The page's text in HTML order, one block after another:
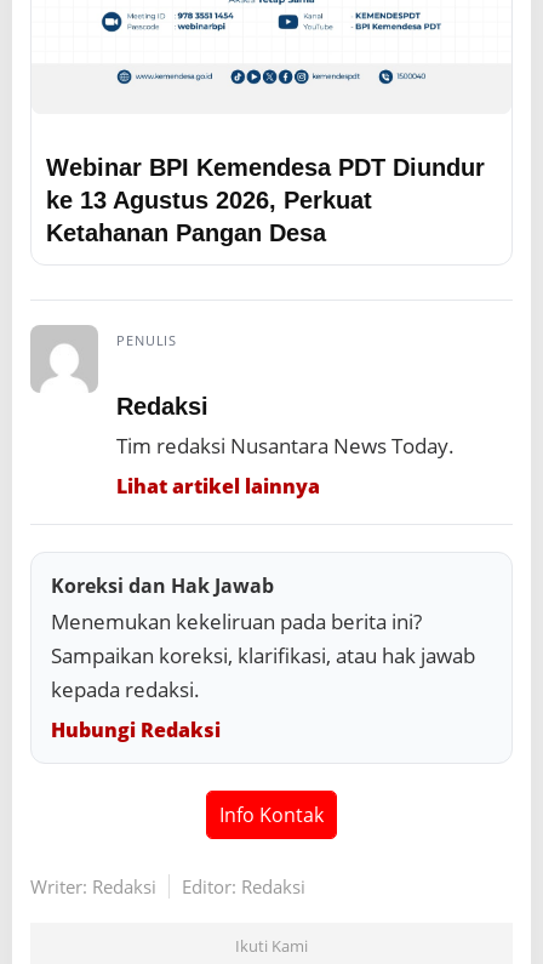
Webinar BPI Kemendesa PDT Diundur
ke 13 Agustus 2026, Perkuat
Ketahanan Pangan Desa
PENULIS
Redaksi
Tim redaksi Nusantara News Today.
Lihat artikel lainnya
Koreksi dan Hak Jawab
Menemukan kekeliruan pada berita ini?
Sampaikan koreksi, klarifikasi, atau hak jawab
kepada redaksi.
Hubungi Redaksi
Info Kontak
Writer: Redaksi Editor: Redaksi
Ikuti Kami